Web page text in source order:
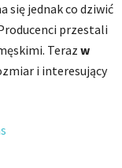
się jednak co dziwić
przestali
Teraz w
i interesujący